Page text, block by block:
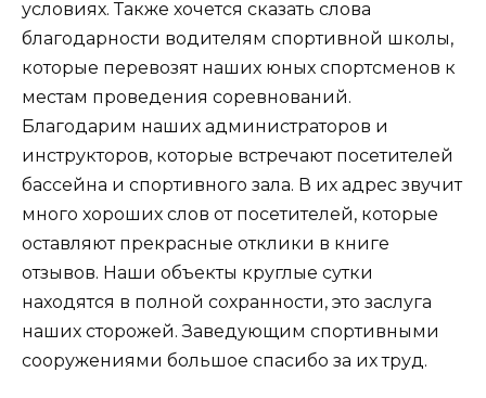
условиях. Также хочется сказать слова
благодарности водителям спортивной школы,
которые перевозят наших юных спортсменов к
местам проведения соревнований.
Благодарим наших администраторов и
инструкторов, которые встречают посетителей
бассейна и спортивного зала. В их адрес звучит
много хороших слов от посетителей, которые
оставляют прекрасные отклики в книге
отзывов. Наши объекты круглые сутки
находятся в полной сохранности, это заслуга
наших сторожей. Заведующим спортивными
сооружениями большое спасибо за их труд.